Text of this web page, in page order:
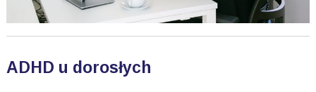
ADHD u dorosłych